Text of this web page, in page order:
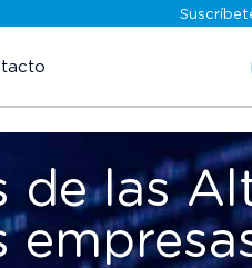
de las